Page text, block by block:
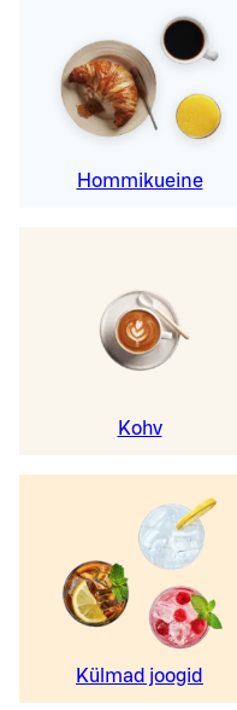
Hommikueine
Kohv
Külmad joogid